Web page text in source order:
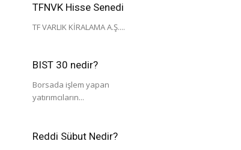
TFNVK Hisse Senedi
TF VARLIK KİRALAMA A.Ş....
BIST 30 nedir?
Borsada işlem yapan
yatırımcıların...
Reddi Sübut Nedir?